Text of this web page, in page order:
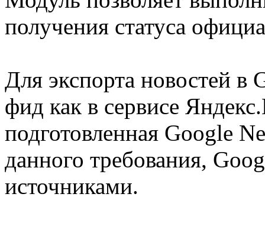
получения статуса
Для экспорта новостей в
фид как в сервисе
подготовленная Google
данного требования,
источниками.